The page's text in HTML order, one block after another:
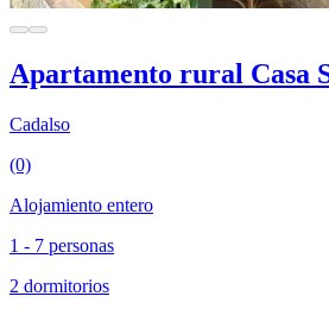
Apartamento rural Casa
Cadalso
(0)
Alojamiento entero
1 - 7 personas
2 dormitorios